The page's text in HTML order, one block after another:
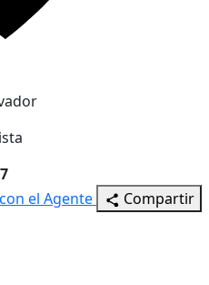
el Agente Compartir